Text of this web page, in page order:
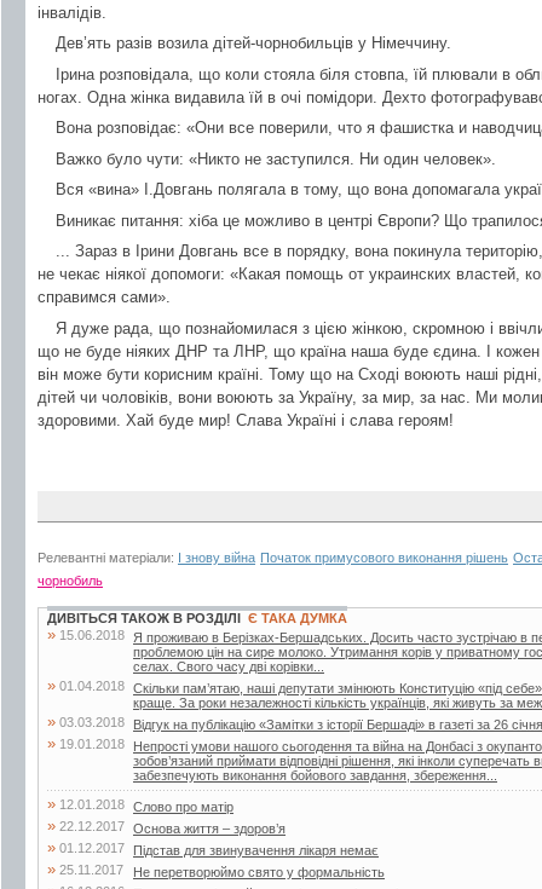
інвалідів.
Дев’ять разів возила дітей-чорнобильців у Німеччину.
Ірина розповідала, що коли стояла біля стовпа, їй плювали в
ногах. Одна жінка видавила їй в очі помідори. Дехто
Вона розповідає: «Они все поверили, что я фашистка и
Важко було чути: «Никто не заступился. Ни один человек».
Вся «вина» І.Довгань полягала в тому, що вона допомагала
Виникає питання: хіба це можливо в центрі Європи? Що
... Зараз в Ірини Довгань все в порядку, вона покинула
не чекає ніякої допомоги: «Какая помощь от украинских властей,
справимся сами».
Я дуже рада, що познайомилася з цією жінкою, скромною і
що не буде ніяких ДНР та ЛНР, що країна наша буде єдина. І
він може бути корисним країні. Тому що на Сході воюють наші
дітей чи чоловіків, вони воюють за Україну, за мир, за нас. Ми
здоровими. Хай буде мир! Слава Україні і слава героям!
Релевантні матеріали: І знову війна Початок примусового виконання рішень
чорнобиль
ДИВІТЬСЯ ТАКОЖ В РОЗДІЛІ Є ТАКА ДУМКА
» 15.06.2018
Я проживаю в Берізках-Бершадських. Досить часто зустрічаю в
проблемою цін на сире молоко. Утримання корів у приватному
селах. Свого часу дві корівки...
» 01.04.2018 Скільки пам’ятаю, наші депутати змінюють Конституцію «під
краще. За роки незалежності кількість українців, які живуть за
» 03.03.2018 Відгук на публікацію «Замітки з історії Бершаді» в газеті за 26
» 19.01.2018
Непрості умови нашого сьогодення та війна на Донбасі з
зобов’язаний приймати відповідні рішення, які інколи
забезпечують виконання бойового завдання, збереження...
» 12.01.2018 Слово про матір
» 22.12.2017 Основа життя – здоров’я
» 01.12.2017 Підстав для звинувачення лікаря немає
» 25.11.2017 Не перетворюймо свято у формальність